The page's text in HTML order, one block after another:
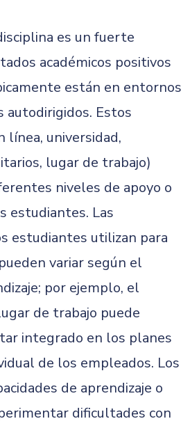
es un fuerte
académicos positivos
están en entornos
autodirigidos. Estos
línea, universidad,
lugar de trabajo)
niveles de apoyo o
estudiantes. Las
estudiantes utilizan para
variar según el
por ejemplo, el
de trabajo puede
integrado en los planes
de los empleados. Los
de aprendizaje o
dificultades con